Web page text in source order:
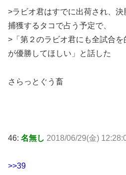
>ラビオ君はすでに出荷され、
捕獲するタコで占う予定で、
>「第２のラビオ君にも全試合
が優勝してほしい」と話した
さらっとぐう畜
46: 名無し 2018/06/29(金)
>>39